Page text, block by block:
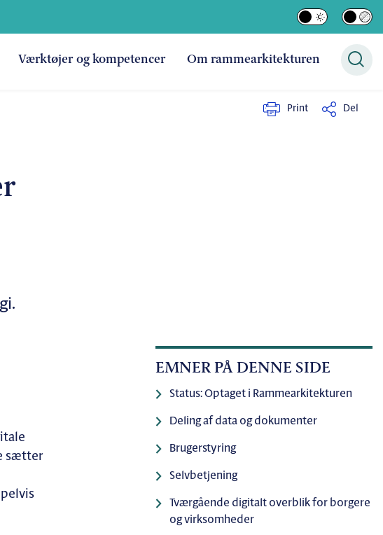
Værktøjer og kompetencer Om rammearkitekturen
Print Del
sætter
EMNER PÅ DENNE SIDE
Status: Optaget i Rammearkitekturen
Deling af data og dokumenter
Brugerstyring
Selvbetjening
Tværgående digitalt overblik for borgere
og virksomheder